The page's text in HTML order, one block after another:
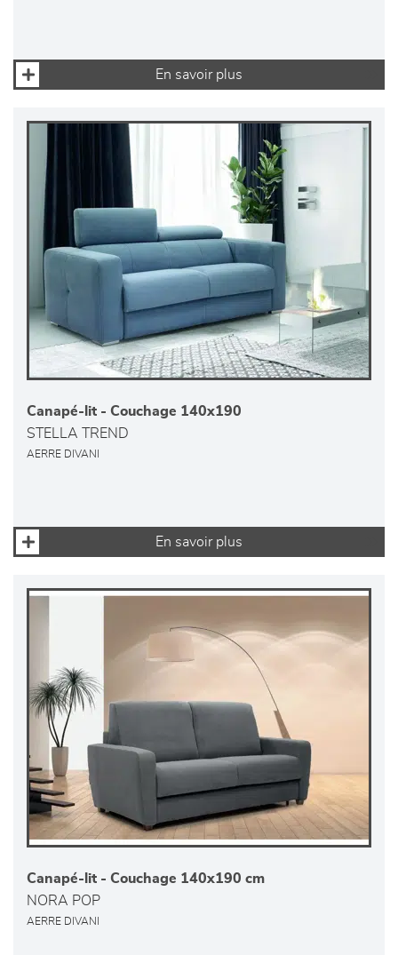
En savoir plus
Canapé-lit - Couchage 140x190
STELLA TREND
AERRE DIVANI
En savoir plus
Canapé-lit - Couchage 140x190 cm
NORA POP
AERRE DIVANI